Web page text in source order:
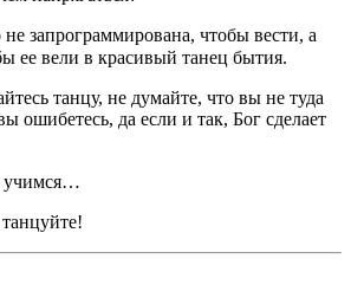
запрограммирована, чтобы вести, а
ее вели в красивый танец бытия. ⠀
танцу, не думайте, что вы не туда
ошибетесь, да если и так, Бог сделает
учимся…